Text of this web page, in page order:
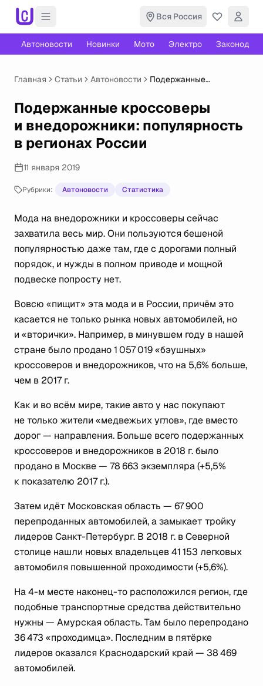
Вся Россия
Автоновости Новинки Мото Электро
Главная Статьи Автоновости
Подержанные
и внедорожники:
популярность
в регионах России
Подержанные кроссоверы
и внедорожники: популярность
в регионах России
11 января 2019
Рубрики: Автоновости Статистика
Мода на внедорожники и кроссоверы сейчас
захватила весь мир. Они пользуются бешеной
популярностью даже там, где с дорогами полный
порядок, и нужды в полном приводе и мощной
подвеске попросту нет.
Вовсю «пищит» эта мода и в России, причём это
касается не только рынка новых автомобилей, но
и «вторички». Например, в минувшем году в нашей
стране было продано 1 057 019 «бэушных»
кроссоверов и внедорожников, что на 5,6% больше,
чем в 2017 г.
Как и во всём мире, такие авто у нас покупают
не только жители «медвежьих углов», где вместо
дорог — направления. Больше всего подержанных
кроссоверов и внедорожников в 2018 г. было
продано в Москве — 78 663 экземпляра (+5,5%
к показателю 2017 г.).
Затем идёт Московская область — 67 900
перепроданных автомобилей, а замыкает тройку
лидеров Санкт-Петербург. В 2018 г. в Северной
столице нашли новых владельцев 41 153 легковых
автомобиля повышенной проходимости (+5,6%).
На 4-м месте наконец-то расположился регион, где
подобные транспортные средства действительно
нужны — Амурская область. Там было перепродано
36 473 «проходимца». Последним в пятёрке
лидеров оказался Краснодарский край — 38 469
автомобилей.